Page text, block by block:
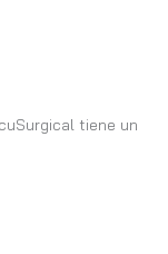
tiene un